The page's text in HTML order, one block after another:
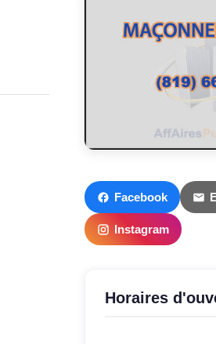
Facebook
Instagram
Horaires